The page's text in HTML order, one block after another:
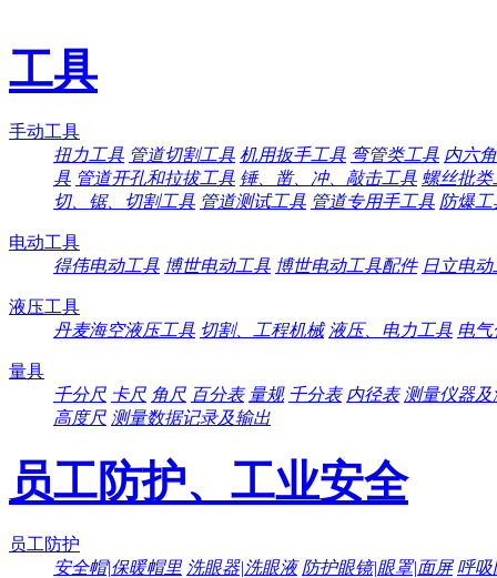
工具
手动工具
扭力工具 管道切割工具 机用扳手工具 弯管类工具 内六
具 管道开孔和拉拔工具 锤、凿、冲、敲击工具 螺丝批类
切、锯、切割工具 管道测试工具 管道专用手工具 防爆工
电动工具
得伟电动工具 博世电动工具 博世电动工具配件 日立电动
液压工具
丹麦海空液压工具 切割、工程机械 液压、电力工具 电气
量具
千分尺 卡尺 角尺 百分表 量规 千分表 内径表 测量仪器及
高度尺 测量数据记录及输出
员工防护、工业安全
员工防护
安全帽|保暖帽里 洗眼器|洗眼液 防护眼镜|眼罩|面屏 呼吸